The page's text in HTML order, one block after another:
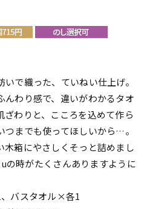
で織った、ていねい仕上げ。
わり感で、違いがわかるタオ
わりと、こころを込めて作ら
までも使ってほしいから…。
木箱にやさしくそっと詰めまし
時がたくさんありますように
バスタオル×各1